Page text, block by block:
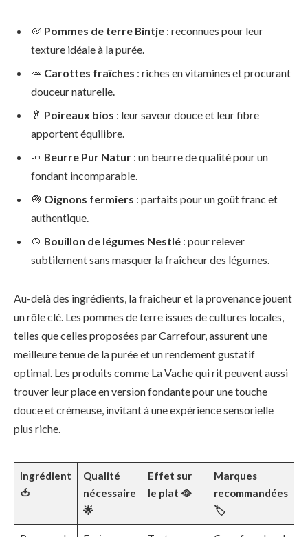
🥔 Pommes de terre Bintje : reconnues pour leur
texture idéale à la purée.
🥕 Carottes fraîches : riches en vitamines et procurant
douceur naturelle.
🥬 Poireaux bios : leur saveur douce et leur fibre
apportent équilibre.
🧈 Beurre Pur Natur : un beurre de qualité pour un
fondant incomparable.
🧅 Oignons fermiers : parfaits pour un goût franc et
authentique.
🍲 Bouillon de légumes Nestlé : pour relever
subtilement sans masquer la fraîcheur des légumes.
Au-delà des ingrédients, la fraîcheur et la provenance jouent
un rôle clé. Les pommes de terre issues de cultures locales,
telles que celles proposées par Carrefour, assurent une
meilleure tenue de la purée et un rendement gustatif
optimal. Les produits comme La Vache qui rit peuvent aussi
trouver leur place en version fondante pour une touche
douce et crémeuse, invitant à une expérience sensorielle
plus riche.
Ingrédient
🍅
Qualité
nécessaire
🌟
Effet sur
le plat 🥘
Marques
recommandées
🏷️